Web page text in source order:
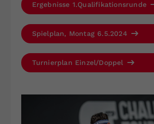
Ergebnisse 1.Qualifikationsrunde
Spielplan, Montag 6.5.2024
Turnierplan Einzel/Doppel